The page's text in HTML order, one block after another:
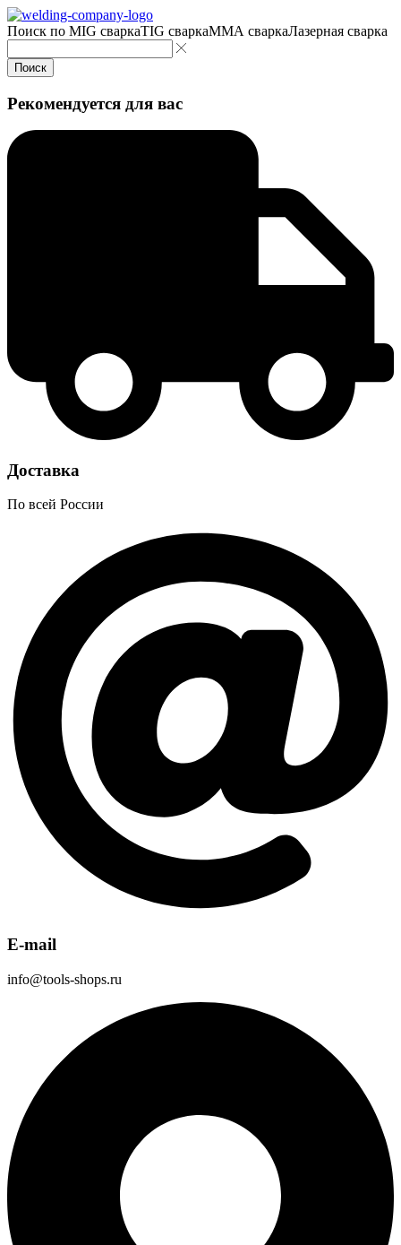
Поиск по MIG сваркаTIG сваркаMMA сваркаЛазерная сварка
Поиск
Рекомендуется для вас
Доставка
По всей России
E-mail
info@tools-shops.ru